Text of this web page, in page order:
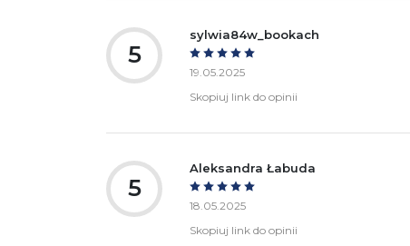
5
sylwia84w_bookach
19.05.2025
Skopiuj link do opinii
5
Aleksandra Łabuda
18.05.2025
Skopiuj link do opinii